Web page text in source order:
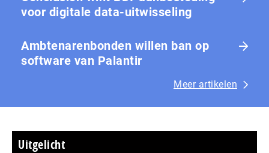
voor digitale data-uitwisseling
Ambtenarenbonden willen ban op
software van Palantir
Meer artikelen
Uitgelicht